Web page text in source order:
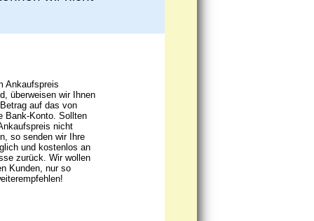
Ankaufspreis
überweisen wir Ihnen
auf das von
Bank-Konto. Sollten
nicht
so senden wir Ihre
und kostenlos an
zurück. Wir wollen
Kunden, nur so